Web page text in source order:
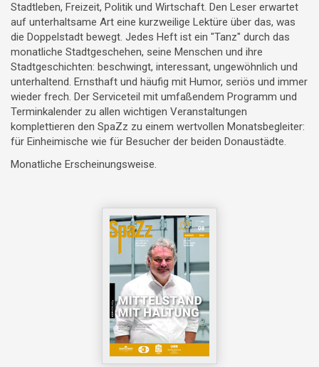
Stadtleben, Freizeit, Politik und Wirtschaft. Den Leser erwartet
auf unterhaltsame Art eine kurzweilige Lektüre über das, was
die Doppelstadt bewegt. Jedes Heft ist ein "Tanz" durch das
monatliche Stadtgeschehen, seine Menschen und ihre
Stadtgeschichten: beschwingt, interessant, ungewöhnlich und
unterhaltend. Ernsthaft und häufig mit Humor, seriös und immer
wieder frech. Der Serviceteil mit umfaßendem Programm und
Terminkalender zu allen wichtigen Veranstaltungen
komplettieren den SpaZz zu einem wertvollen Monatsbegleiter:
für Einheimische wie für Besucher der beiden Donaustädte.
Monatliche Erscheinungsweise.